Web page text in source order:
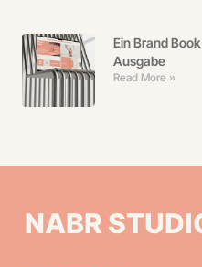
Ein Brand
Ausgabe
Read More »
NABR